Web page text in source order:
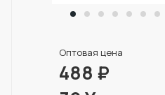
Оптовая цена
488 ₽